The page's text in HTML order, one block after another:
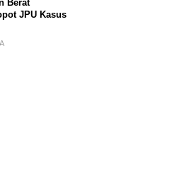
Berat
JPU Kasus